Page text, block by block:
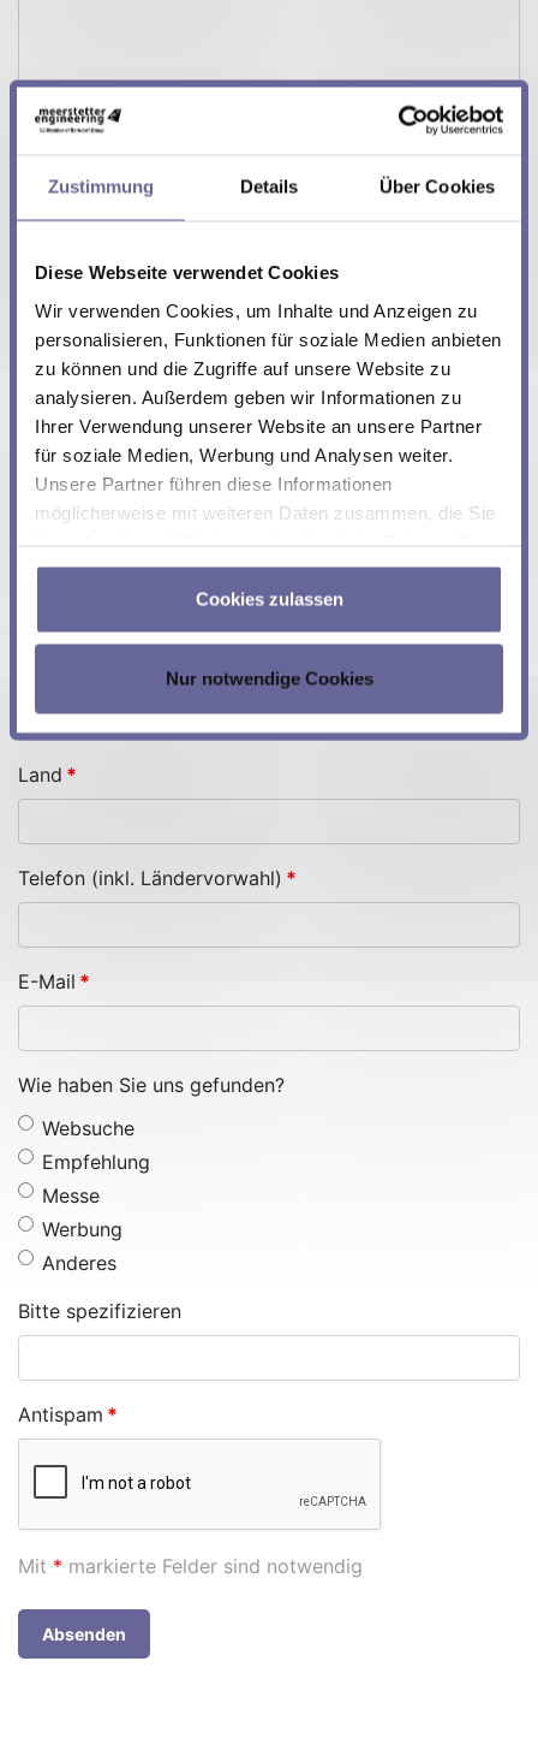
Zustimmung Details Über Cookies
Diese Webseite verwendet Cookies
Wir verwenden Cookies, um Inhalte und Anzeigen zu
personalisieren, Funktionen für soziale Medien anbieten
zu können und die Zugriffe auf unsere Website zu
analysieren. Außerdem geben wir Informationen zu
Ihrer Verwendung unserer Website an unsere Partner
für soziale Medien, Werbung und Analysen weiter.
Unsere Partner führen diese Informationen
möglicherweise mit weiteren Daten zusammen, die Sie
Nutzung der Dienste gesammelt haben.
Cookies zulassen
Nur notwendige Cookies
Frau
Herr
Name (Vor- und Nachname) *
Firma *
Land *
Telefon (inkl. Ländervorwahl) *
E-Mail *
Wie haben Sie uns gefunden?
Websuche
Empfehlung
Messe
Werbung
Anderes
Bitte spezifizieren
Antispam *
Mit * markierte Felder sind notwendig
Absenden